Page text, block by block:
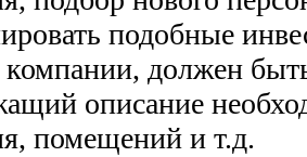
подобные
компании, должен
описание
помещений и т.д.